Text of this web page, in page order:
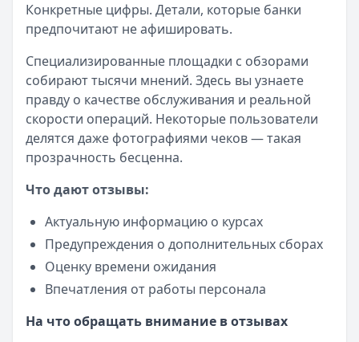
Конкретные цифры. Детали, которые банки
предпочитают не афишировать.
Специализированные площадки с обзорами
собирают тысячи мнений. Здесь вы узнаете
правду о качестве обслуживания и реальной
скорости операций. Некоторые пользователи
делятся даже фотографиями чеков — такая
прозрачность бесценна.
Что дают отзывы:
Актуальную информацию о курсах
Предупреждения о дополнительных сборах
Оценку времени ожидания
Впечатления от работы персонала
На что обращать внимание в отзывах